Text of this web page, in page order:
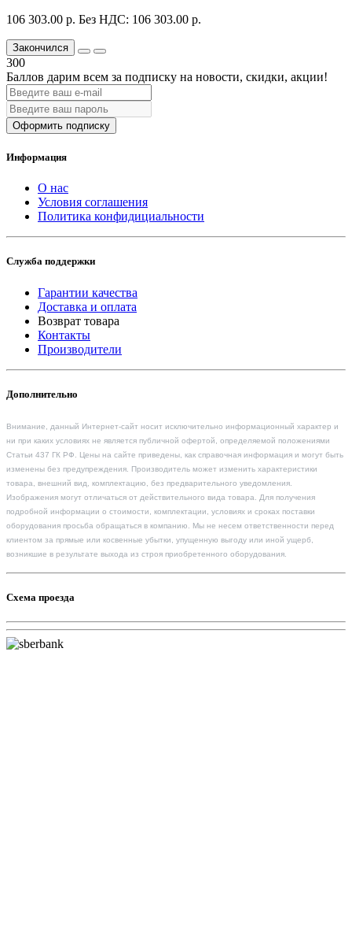
106 303.00 р. Без НДС: 106 303.00 р.
Закончился
300
Баллов дарим всем за подписку на новости, скидки, акции!
Оформить подписку
Информация
О нас
Условия соглашения
Политика конфидициальности
Служба поддержки
Гарантии качества
Доставка и оплата
Возврат товара
Контакты
Производители
Дополнительно
Внимание, данный Интернет-сайт носит исключительно информационный характер и
ни при каких условиях не является публичной офертой, определяемой положениями
Статьи 437 ГК РФ. Цены на сайте приведены, как справочная информация и могут быть
изменены без предупреждения. Производитель может изменить характеристики
товара, внешний вид, комплектацию, без предварительного уведомления.
Изображения могут отличаться от действительного вида товара. Для получения
подробной информации о стоимости, комплектации, условиях и сроках поставки
оборудования просьба обращаться в компанию. Мы не несем ответственности перед
клиентом за прямые или косвенные убытки, упущенную выгоду или иной ущерб,
возникшие в результате выхода из строя приобретенного оборудования.
Схема проезда